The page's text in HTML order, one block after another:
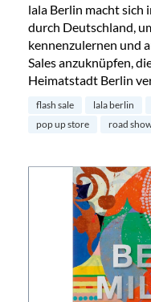
lala Berlin macht sich
durch Deutschland,
kennenzulernen und
Sales anzuknüpfen,
Heimatstadt Berlin
flash sale lala berlin
pop up store
road